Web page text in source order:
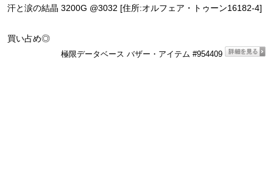
汗と涙の結晶 3200G @3032 [住所:オルフェア・トゥーン16182-4]
買い占め◎
極限データベース バザー・アイテム #954409